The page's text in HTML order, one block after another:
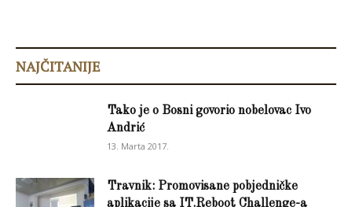
NAJČITANIJE
Tako je o Bosni govorio nobelovac Ivo
Andrić
13. Marta 2017.
Travnik: Promovisane pobjedničke
aplikacije sa IT.Reboot Challenge-a